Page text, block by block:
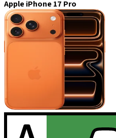
Apple iPhone 17 Pro